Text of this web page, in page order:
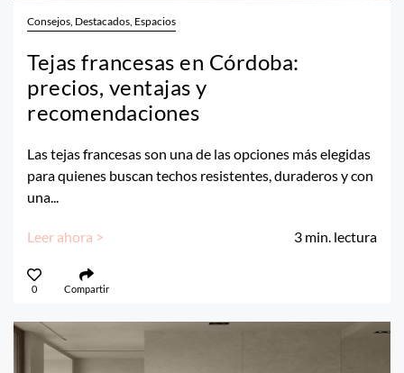
Consejos, Destacados, Espacios
Tejas francesas en Córdoba:
precios, ventajas y
recomendaciones
Las tejas francesas son una de las opciones más elegidas
para quienes buscan techos resistentes, duraderos y con
una...
Leer ahora > 3 min. lectura
0 Compartir